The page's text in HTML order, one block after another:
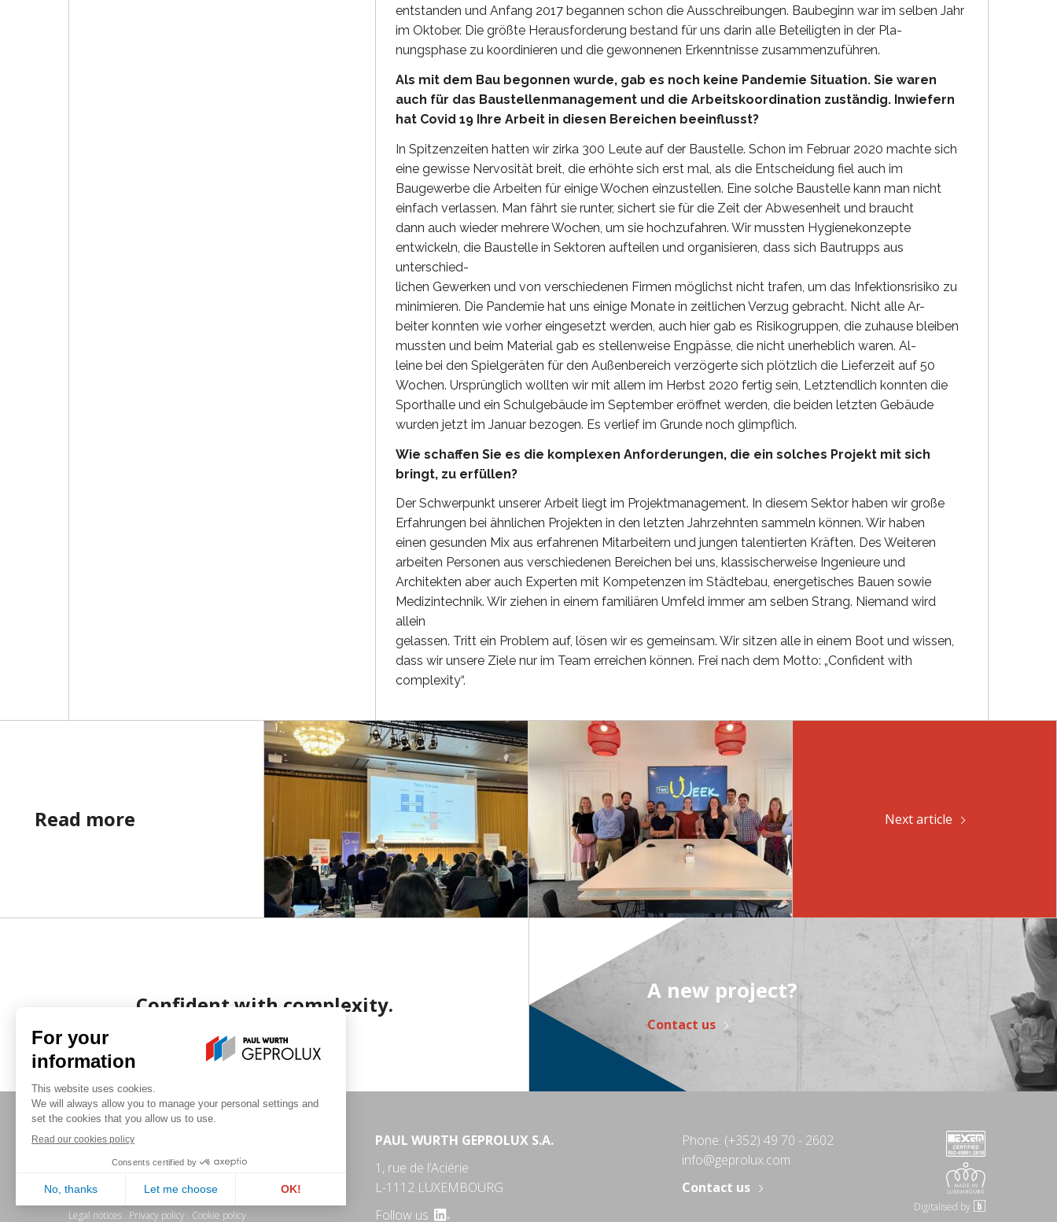
entstanden und Anfang 2017 begannen schon die Ausschreibungen. Baubeginn war im selben Jahr
im Oktober. Die größte Herausforderung bestand für uns darin alle Beteiligten in der Pla-
nungsphase zu koordinieren und die gewonnenen Erkenntnisse zusammenzuführen.
Als mit dem Bau begonnen wurde, gab es noch keine Pandemie Situation. Sie waren
auch für das Baustellenmanagement und die Arbeitskoordination zuständig. Inwiefern
hat Covid 19 Ihre Arbeit in diesen Bereichen beeinflusst?
In Spitzenzeiten hatten wir zirka 300 Leute auf der Baustelle. Schon im Februar 2020 machte sich
eine gewisse Nervosität breit, die erhöhte sich erst mal, als die Entscheidung fiel auch im
Baugewerbe die Arbeiten für einige Wochen einzustellen. Eine solche Baustelle kann man nicht
einfach verlassen. Man fährt sie runter, sichert sie für die Zeit der Abwesenheit und braucht
dann auch wieder mehrere Wochen, um sie hochzufahren. Wir mussten Hygienekonzepte
entwickeln, die Baustelle in Sektoren aufteilen und organisieren, dass sich Bautrupps aus
unterschied-
lichen Gewerken und von verschiedenen Firmen möglichst nicht trafen, um das Infektionsrisiko zu
minimieren. Die Pandemie hat uns einige Monate in zeitlichen Verzug gebracht. Nicht alle Ar-
beiter konnten wie vorher eingesetzt werden, auch hier gab es Risikogruppen, die zuhause bleiben
mussten und beim Material gab es stellenweise Engpässe, die nicht unerheblich waren. Al-
leine bei den Spielgeräten für den Außenbereich verzögerte sich plötzlich die Lieferzeit auf 50
Wochen. Ursprünglich wollten wir mit allem im Herbst 2020 fertig sein, Letztendlich konnten die
Sporthalle und ein Schulgebäude im September eröffnet werden, die beiden letzten Gebäude
wurden jetzt im Januar bezogen. Es verlief im Grunde noch glimpflich.
Wie schaffen Sie es die komplexen Anforderungen, die ein solches Projekt mit sich
bringt, zu erfüllen?
Der Schwerpunkt unserer Arbeit liegt im Projektmanagement. In diesem Sektor haben wir große
Erfahrungen bei ähnlichen Projekten in den letzten Jahrzehnten sammeln können. Wir haben
einen gesunden Mix aus erfahrenen Mitarbeitern und jungen talentierten Kräften. Des Weiteren
arbeiten Personen aus verschiedenen Bereichen bei uns, klassischerweise Ingenieure und
Architekten aber auch Experten mit Kompetenzen im Städtebau, energetisches Bauen sowie
Medizintechnik. Wir ziehen in einem familiären Umfeld immer am selben Strang. Niemand wird
allein
gelassen. Tritt ein Problem auf, lösen wir es gemeinsam. Wir sitzen alle in einem Boot und wissen,
dass wir unsere Ziele nur im Team erreichen können. Frei nach dem Motto: „Confident with
complexity“.
Read more Next article
Confident with complexity.
A new project?
Contact us
©2026 Geprolux . All rights reserved
Legal notices . Privacy policy . Cookie policy
PAUL WURTH GEPROLUX S.A.
1, rue de l’Aciérie
L-1112 LUXEMBOURG
Follow us
Phone: (+352) 49 70 - 2602
info@geprolux.com
Contact us
Digitalised by